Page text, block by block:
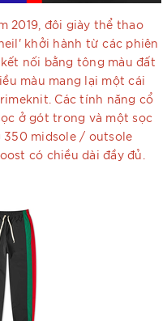
2019, đôi giày thể thao
khởi hành từ các phiên
nối bằng tông màu đất
màu mang lại một cái
Các tính năng cổ
ở gót trong và một sọc
350 midsole / outsole
có chiều dài đầy đủ.